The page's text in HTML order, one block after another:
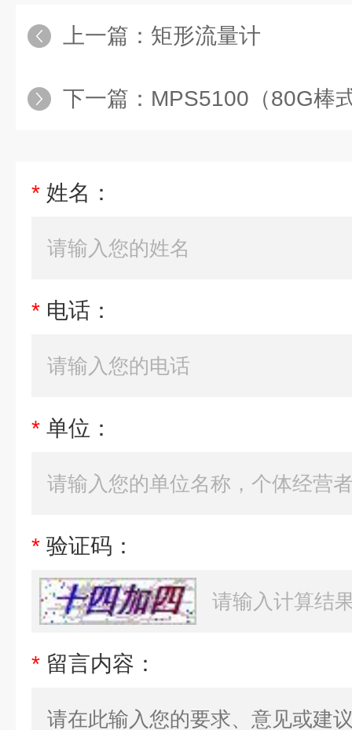
上一篇： 矩形流量计
下一篇： MPS5100（80G棒
* 姓名：
* 电话：
* 单位：
* 验证码：
* 留言内容：